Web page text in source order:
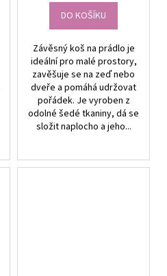
DO KOŠÍKU
Závěsný koš na prádlo je
ideální pro malé prostory,
zavěšuje se na zeď nebo
dveře a pomáhá udržovat
pořádek. Je vyroben z
odolné šedé tkaniny, dá se
složit naplocho a jeho...